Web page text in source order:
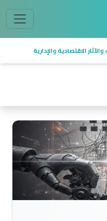
الاقتصادية والإدارية